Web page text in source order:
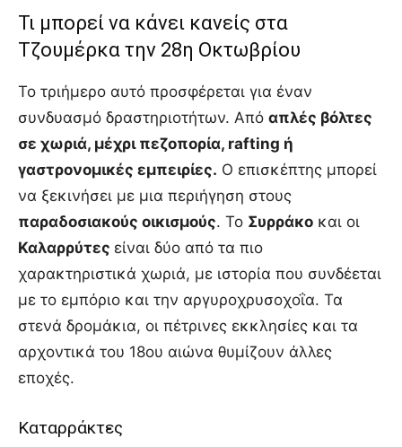
Τι μπορεί να κάνει κανείς στα
Τζουμέρκα την 28η Οκτωβρίου
Το τριήμερο αυτό προσφέρεται για έναν
συνδυασμό δραστηριοτήτων. Από απλές βόλτες
σε χωριά, μέχρι πεζοπορία, rafting ή
γαστρονομικές εμπειρίες. Ο επισκέπτης μπορεί
να ξεκινήσει με μια περιήγηση στους
παραδοσιακούς οικισμούς. Το Συρράκο και οι
Καλαρρύτες είναι δύο από τα πιο
χαρακτηριστικά χωριά, με ιστορία που συνδέεται
με το εμπόριο και την αργυροχρυσοχοΐα. Τα
στενά δρομάκια, οι πέτρινες εκκλησίες και τα
αρχοντικά του 18ου αιώνα θυμίζουν άλλες
εποχές.
Καταρράκτες